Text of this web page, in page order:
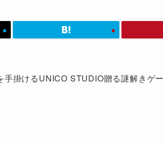
手掛けるUNICO STUDIO贈る謎解きゲ